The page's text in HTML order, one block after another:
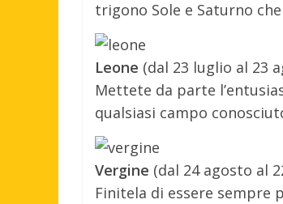
trigono Sole e Saturno
Leone (dal 23 luglio al 23
Mettete da parte
qualsiasi campo
Vergine (dal 24 agosto al
Finitela di essere sempre